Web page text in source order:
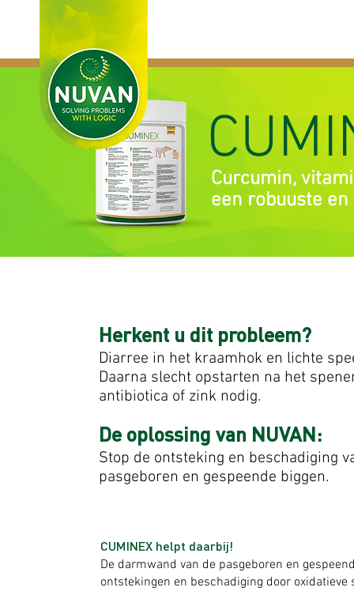
Curcumin,
een robuuste
Herkent u dit probleem?
Diarree in het kraamhok en lichte
Daarna slecht opstarten na het
antibiotica of zink nodig.
De oplossing van NUVAN:
Stop de ontsteking en beschadiging
pasgeboren en gespeende biggen.
CUMINEX helpt daarbij!
De darmwand van de pasgeboren en
ontstekingen en beschadiging door